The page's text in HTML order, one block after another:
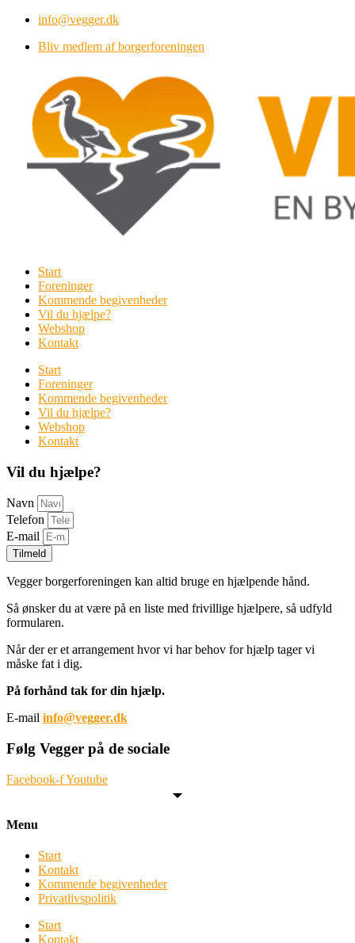
Videre
indhold
info@vegger.dk
Bliv medlem af borgerforeningen
Start
Foreninger
Kommende begivenheder
Vil du hjælpe?
Webshop
Kontakt
Start
Foreninger
Kommende begivenheder
Vil du hjælpe?
Webshop
Kontakt
Vil du hjælpe?
Navn
Telefon
E-mail
Tilmeld
Vegger borgerforeningen kan altid bruge en hjælpende hånd.
Så ønsker du at være på en liste med frivillige hjælpere, så udfyld
formularen.
Når der er et arrangement hvor vi har behov for hjælp tager vi
måske fat i dig.
På forhånd tak for din hjælp.
E-mail info@vegger.dk
Følg Vegger på de sociale
Facebook-fYoutube
Menu
Start
Kontakt
Kommende begivenheder
Privatlivspolitik
Start
Kontakt